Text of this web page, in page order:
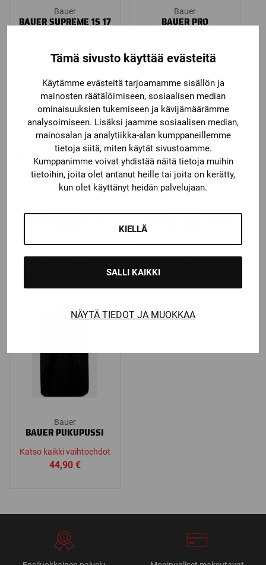
Tämä sivusto käyttää evästeitä
Käytämme evästeitä tarjoamamme sisällön ja
mainosten räätälöimiseen, sosiaalisen median
ominaisuuksien tukemiseen ja kävijämäärämme
analysoimiseen. Lisäksi jaamme sosiaalisen median,
mainosalan ja analytiikka-alan kumppaneillemme
tietoja siitä, miten käytät sivustoamme.
Kumppanimme voivat yhdistää näitä tietoja muihin
tietoihin, joita olet antanut heille tai joita on kerätty,
kun olet käyttänyt heidän palvelujaan.
KIELLÄ
SALLI KAIKKI
NÄYTÄ TIEDOT JA MUOKKAA
Bauer
BAUER SUPREME 1S 17
49,90€
Bauer
BAUER PRO
139,00 €
range:
64,90 €
79,90 €
BAUER FM PROFILE II
Bauer
BAUER PUKUPUSSI
Katso kaikki vaihtoehdot
44,90 €